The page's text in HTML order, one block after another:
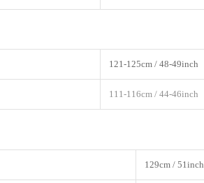
121-125cm / 48-49inch
111-116cm / 44-46inch
129cm / 51inch